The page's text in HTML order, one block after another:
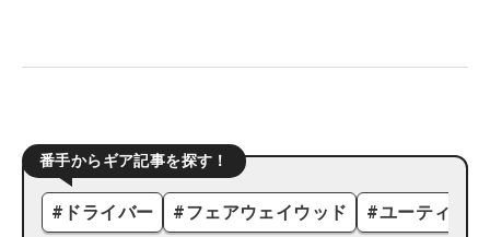
番手からギア記事を探す！
# ドライバー #フェアウェイウッド #ユーティリ